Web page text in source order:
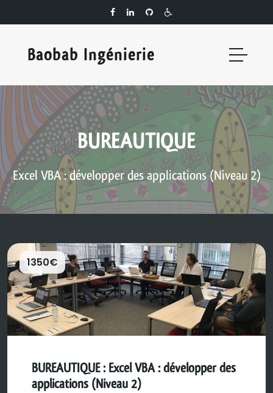
Baobab Ingénierie
BUREAUTIQUE
Excel VBA : développer des applications (Niveau 2)
1350€
BUREAUTIQUE : Excel VBA : développer des
applications (Niveau 2)